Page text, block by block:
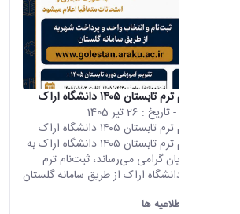
اطلاعیه ثبت‌نام ترم تابستان ۱۴۰۵ دانشگاه اراک
- تاریخ : 26 تیر 1405
اطلاعیه ثبت‌نام ترم تابستان ۱۴۰۵ دانشگاه اراک
اطلاعیه ثبت‌نام ترم تابستان ۱۴۰۵ دانشگاه اراک به
اطلاع دانشجویان گرامی می‌رساند، ثبت‌نام ترم
تابستان ۱۴۰۵ دانشگاه اراک از طریق سامانه گلستان
اطلاعیه ها